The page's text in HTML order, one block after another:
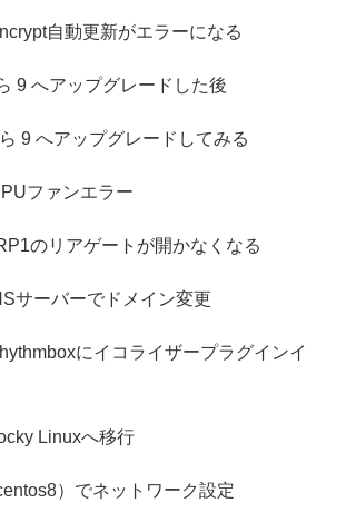
自動更新がエラーになる
9 へアップグレードした後
9 へアップグレードしてみる
ファンエラー
のリアゲートが開かなくなる
サーバーでドメイン変更
にイコライザープラグインイ
Linuxへ移行
）でネットワーク設定